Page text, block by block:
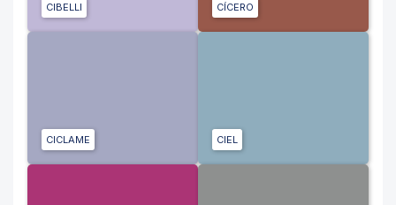
CIBELLI CÍCERO
CICLAME CIEL